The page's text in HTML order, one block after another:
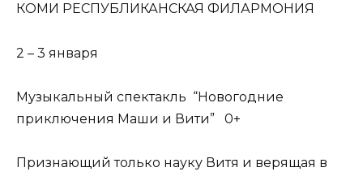
КОМИ РЕСПУБЛИКАНСКАЯ ФИЛАРМОНИЯ
2 – 3 января
Музыкальный спектакль “Новогодние
приключения Маши и Вити” 0+
Признающий только науку Витя и верящая в